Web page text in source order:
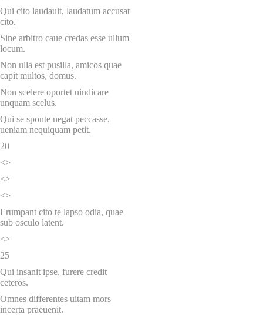
Qui cito laudauit, laudatum accusat
cito.
Sine arbitro caue credas esse ullum
locum.
Non ulla est pusilla, amicos quae
capit multos, domus.
Non scelere oportet uindicare
unquam scelus.
Qui se sponte negat peccasse,
ueniam nequiquam petit.
20
<>
<>
<>
Erumpant cito te lapso odia, quae
sub osculo latent.
<>
25
Qui insanit ipse, furere credit
ceteros.
Omnes differentes uitam mors
incerta praeuenit.